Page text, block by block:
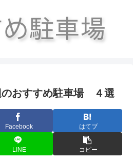
のおすすめ駐車場 ４選
Facebook はてブ
LINE コピー